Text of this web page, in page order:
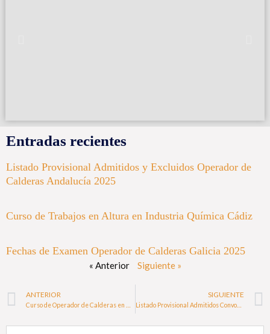
Entradas recientes
Listado Provisional Admitidos y Excluidos Operador de
Calderas Andalucía 2025
Curso de Trabajos en Altura en Industria Química Cádiz
Fechas de Examen Operador de Calderas Galicia 2025
« Anterior Siguiente »
ANTERIOR SIGUIENTE
Listado Provisional Admitidos Convocatoria 1 Operador Calderas Navarra 2025